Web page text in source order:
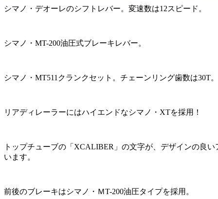
シマノ・デオーレのシフトレバー。変速数は12スピード。
シマノ・MT-200油圧式ブレーキレバー。
シマノ・MT511クランクセット。チェーンリング歯数は30T。
リアディレーラーにはハイエンドなシマノ・XTを採用！
トップチューブの「XCALIBER」の文字が、デザインの良
います。
前後のブレーキはシマノ・ＭT-200油圧タイプを採用。